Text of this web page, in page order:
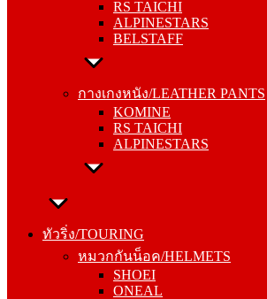
RS TAICHI
ALPINESTARS
BELSTAFF
กางเกงหนัง/LEATHER PANTS
KOMINE
RS TAICHI
ALPINESTARS
ทัวริ่ง/TOURING
หมวกกันน็อค/HELMETS
SHOEI
ONEAL
BELSTAFF
กางเกงหนัง/LEATHER PANTS
RS TAICHI
ALPINESTARS
ทัวริ่ง/TOURING
SHOEI
ONEAL